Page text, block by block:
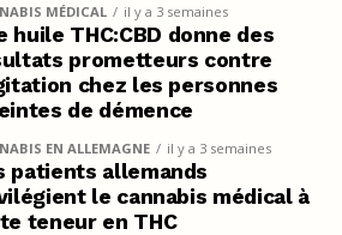
MÉDICAL il y a 3 semaines
huile THC:CBD donne des
prometteurs contre
chez les personnes
de démence
EN ALLEMAGNE il y a 3 semaines
patients allemands
le cannabis médical à
teneur en THC